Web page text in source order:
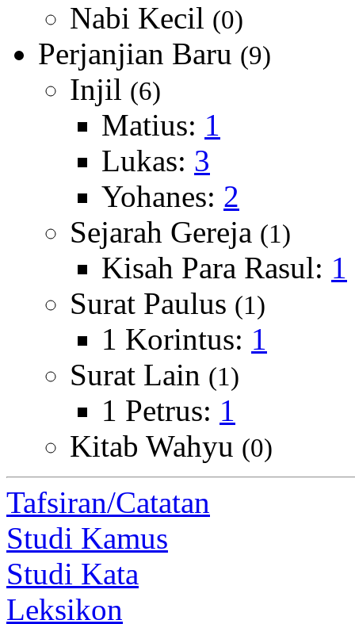
Nabi Kecil (0)
Perjanjian Baru (9)
Injil (6)
Matius: 1
Lukas: 3
Yohanes: 2
Sejarah Gereja (1)
Kisah Para Rasul: 1
Surat Paulus (1)
1 Korintus: 1
Surat Lain (1)
1 Petrus: 1
Kitab Wahyu (0)
Tafsiran/Catatan
Studi Kamus
Studi Kata
Leksikon